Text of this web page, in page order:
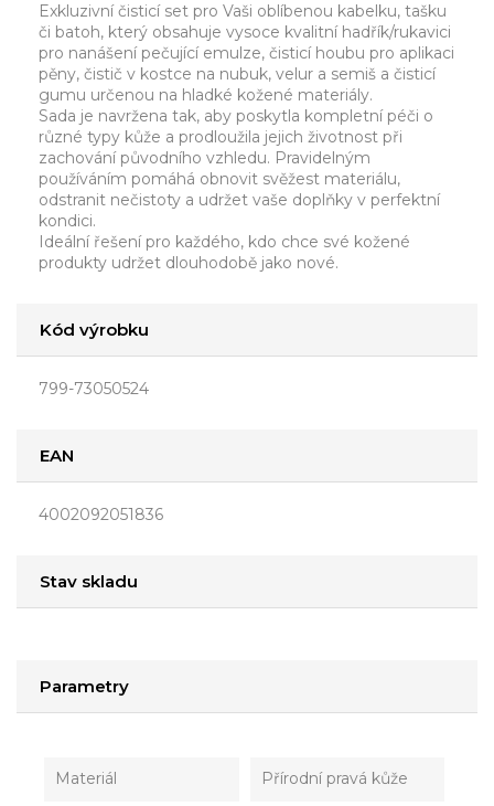
Exkluzivní čisticí set pro Vaši oblíbenou kabelku, tašku
či batoh, který obsahuje vysoce kvalitní hadřík/rukavici
pro nanášení pečující emulze, čisticí houbu pro aplikaci
pěny, čistič v kostce na nubuk, velur a semiš a čisticí
gumu určenou na hladké kožené materiály.
Sada je navržena tak, aby poskytla kompletní péči o
různé typy kůže a prodloužila jejich životnost při
zachování původního vzhledu. Pravidelným
používáním pomáhá obnovit svěžest materiálu,
odstranit nečistoty a udržet vaše doplňky v perfektní
kondici.
Ideální řešení pro každého, kdo chce své kožené
produkty udržet dlouhodobě jako nové.
Kód výrobku
799-73050524
EAN
4002092051836
Stav skladu
Parametry
Materiál Přírodní pravá kůže